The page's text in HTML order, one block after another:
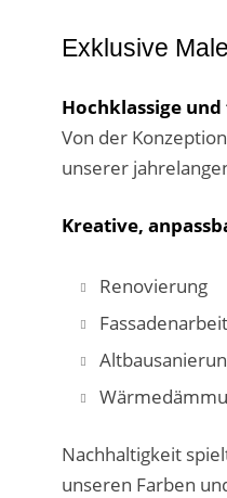
Exklusive
Hochklassige
Von der
unserer
Kreative,
Renovierung
Nachhaltigkeit
unseren Farben